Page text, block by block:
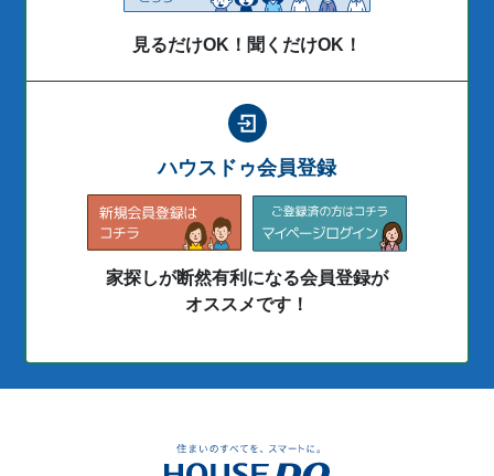
見るだけOK！聞くだけOK！
ハウスドゥ会員登録
家探しが断然有利になる会員登録が
オススメです！